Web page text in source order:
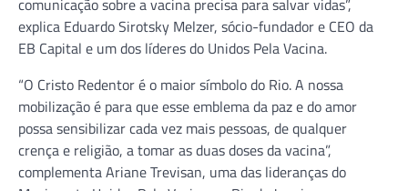
explica Eduardo Sirotsky Melzer, sócio-fundador e CEO da
EB Capital e um dos líderes do Unidos Pela Vacina.
“O Cristo Redentor é o maior símbolo do Rio. A nossa
mobilização é para que esse emblema da paz e do amor
possa sensibilizar cada vez mais pessoas, de qualquer
crença e religião, a tomar as duas doses da vacina”,
complementa Ariane Trevisan, uma das lideranças do